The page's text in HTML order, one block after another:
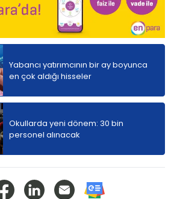
Yabancı yatırımcının bir ay boyunca
en çok aldığı hisseler
Okullarda yeni dönem: 30 bin
personel alınacak